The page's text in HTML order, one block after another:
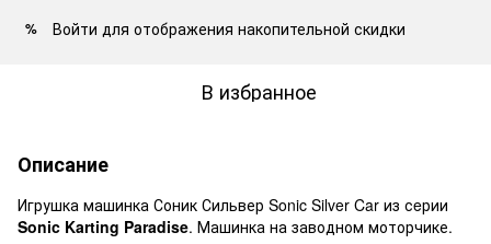
% Войти для отображения накопительной скидки
В избранное
Описание
Игрушка машинка Соник Сильвер Sonic Silver Car из сeрии
Sonic Karting Paradise. Машинка на заводном моторчике.